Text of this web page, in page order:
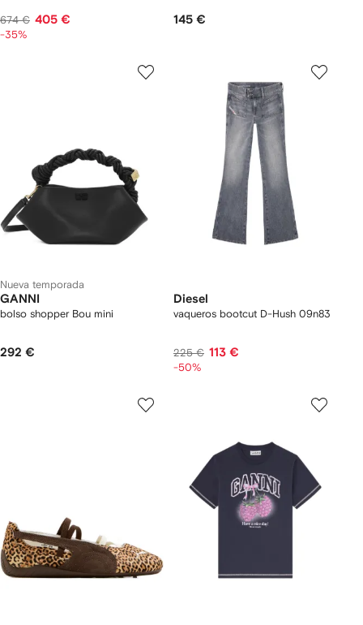
674 € 405 €
-35%
145 €
Nueva temporada
GANNI
bolso shopper Bou mini
292 €
Diesel
vaqueros bootcut D-Hush 09n83
225 € 113 €
-50%